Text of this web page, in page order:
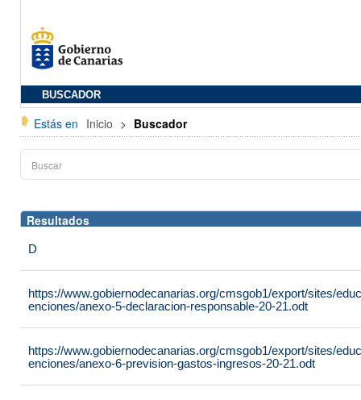
BUSCADOR
Estás en Inicio > Buscador
Resultados
D
https://www.gobiernodecanarias.org/cmsgob1/export/sites/
enciones/anexo-5-declaracion-responsable-20-21.odt
https://www.gobiernodecanarias.org/cmsgob1/export/sites/
enciones/anexo-6-prevision-gastos-ingresos-20-21.odt